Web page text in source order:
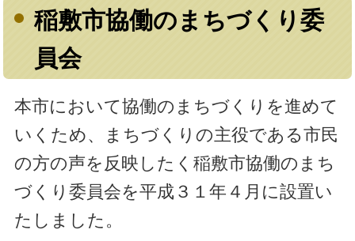
稲敷市協働のまちづくり委
員会
本市において協働のまちづくりを進めて
いくため、まちづくりの主役である市民
の方の声を反映したく稲敷市協働のまち
づくり委員会を平成３１年４月に設置い
たしました。